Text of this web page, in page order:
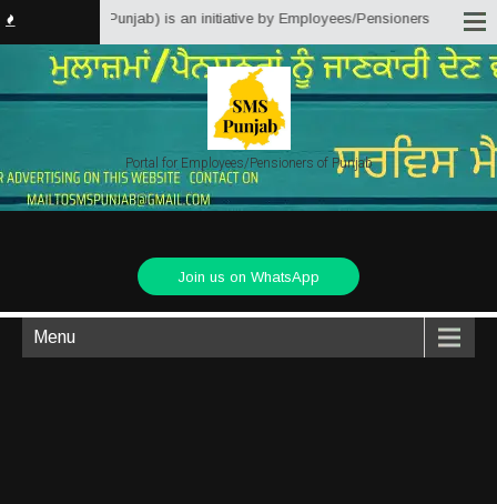
Solutions Punjab) is an initiative by Employees/Pensioners of Punjab
Portal for Employees/Pensioners of Punjab
Join us on WhatsApp
Menu